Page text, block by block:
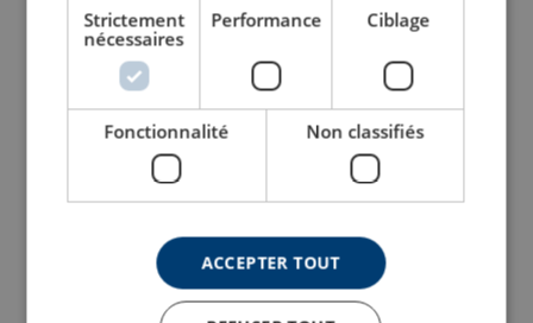
13
13
1-part
Strictement
nécessaires
Performance Ciblage
Fonctionnalité Non classifiés
ACCEPTER TOUT